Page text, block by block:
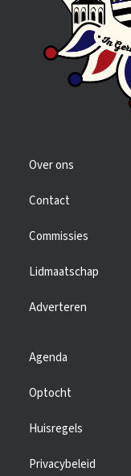
Over ons
Contact
Commissies
Lidmaatschap
Adverteren
Agenda
Optocht
Huisregels
Privacybeleid